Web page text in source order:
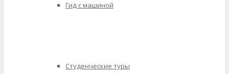
Гид с машиной
Студенческие туры